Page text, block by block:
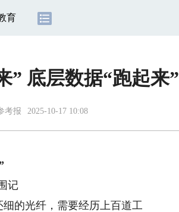
育
” 底层数据“跑起来”
考报 2025-10-17 10:08
记
的光纤，需要经历上百道工